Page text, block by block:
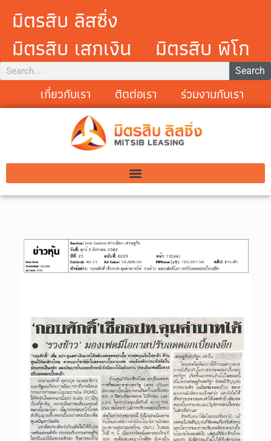
มิตรสิบ ลิสซิ่ง
มิตรสิบ เสกเงิน
มิตรสิบ พิโก
Search
เกี่ยวกับเรา ติตต่อเรา ร่วมงานกับเรา